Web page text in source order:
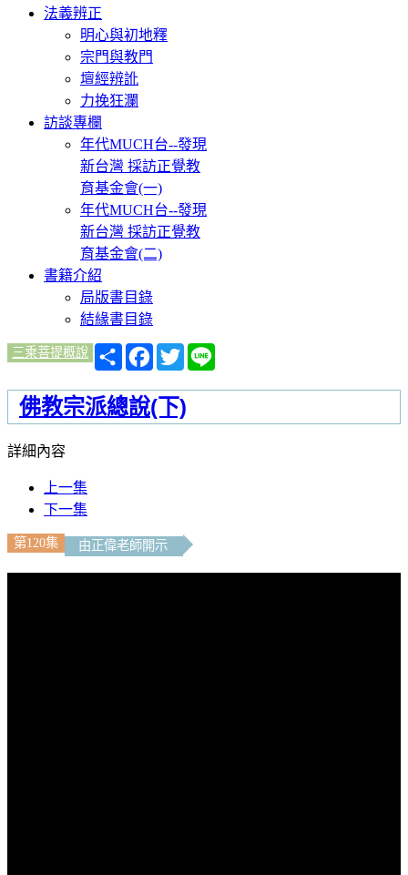
法義辨正
明心與初地釋
宗門與教門
壇經辨訛
力挽狂瀾
訪談專欄
年代MUCH台--發現
新台灣 採訪正覺教
育基金會(一)
年代MUCH台--發現
新台灣 採訪正覺教
育基金會(二)
書籍介紹
局版書目錄
結緣書目錄
三乘菩提概說
分
享
Facebook
Twitter
佛教宗派總說(下)
詳細內容
上一集
下一集
第120集 由正偉老師開示